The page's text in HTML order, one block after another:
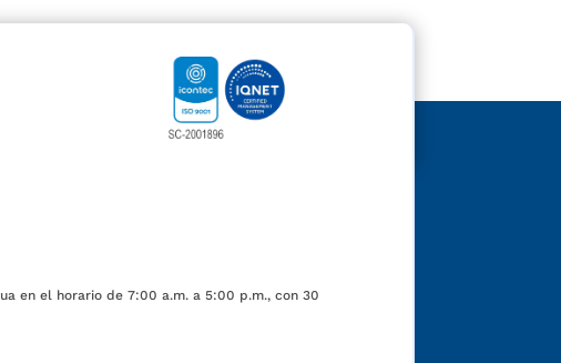
en el horario de 7:00 a.m. a 5:00 p.m., con 30